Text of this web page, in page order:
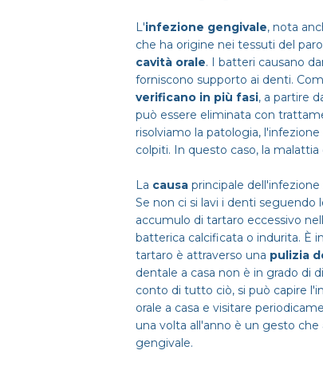
L'infezione gengivale, nota
che ha origine nei tessuti del
cavità orale. I batteri causano
forniscono supporto ai denti.
verificano in più fasi, a partire
può essere eliminata con
risolviamo la patologia,
colpiti. In questo caso, la
La causa principale
Se non ci si lavi i denti seguendo
accumulo di tartaro eccessivo
batterica calcificata o indurita. È
tartaro è attraverso una pulizia
dentale a casa non è in grado di
conto di tutto ciò, si può capire
orale a casa e visitare
una volta all'anno è un gesto
gengivale.